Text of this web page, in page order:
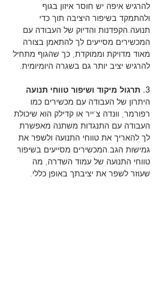
להרגיש איפה יש חוסר איזון בגוף
ולהתמקד בשיפור היציבה תוך כדי
תנועה.הקפדנות והדיוק של העבודה עם
המכשירים מסייעים לך להתאמן בצורה
מאוד מדויקת וממוקדת, כך שהגוף מתחיל
להרגיש יציב יותר גם בשגרה היומיומית.
3. תרגול מיקוד ושיפור טווחי תנועה
היתרון של העבודה עם מכשירים כמו
רפורמר, וונדה צ'ייר או קדילק הוא שיכולת
העבודה עם התנגדות משתנה מאפשרת
לך להאריך את טווחי התנועה ולשפר את
גמישות הגב.המכשירים מסייעים בשיפור
טווחי התנועה של עמוד השדרה, מה
שעוזר לשפר את יציבתך באופן כללי.